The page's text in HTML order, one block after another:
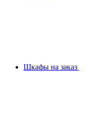
Шкафы на заказ